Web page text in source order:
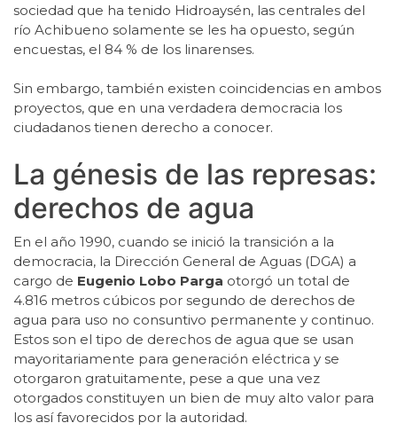
sociedad que ha tenido Hidroaysén, las centrales del
río Achibueno solamente se les ha opuesto, según
encuestas, el 84 % de los linarenses.
Sin embargo, también existen coincidencias en ambos
proyectos, que en una verdadera democracia los
ciudadanos tienen derecho a conocer.
La génesis de las represas:
derechos de agua
En el año 1990, cuando se inició la transición a la
democracia, la Dirección General de Aguas (DGA) a
cargo de Eugenio Lobo Parga otorgó un total de
4.816 metros cúbicos por segundo de derechos de
agua para uso no consuntivo permanente y continuo.
Estos son el tipo de derechos de agua que se usan
mayoritariamente para generación eléctrica y se
otorgaron gratuitamente, pese a que una vez
otorgados constituyen un bien de muy alto valor para
los así favorecidos por la autoridad.